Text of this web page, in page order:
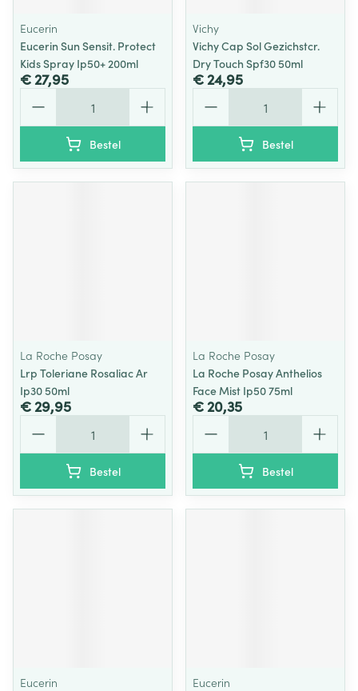
Eucerin
Eucerin Sun Sensit. Protect
Kids Spray Ip50+ 200ml
€ 27,95
Bestel
Vichy
Vichy Cap Sol Gezichstcr.
Dry Touch Spf30 50ml
€ 24,95
Bestel
La Roche Posay
Lrp Toleriane Rosaliac Ar
Ip30 50ml
€ 29,95
Bestel
La Roche Posay
La Roche Posay Anthelios
Face Mist Ip50 75ml
€ 20,35
Bestel
Eucerin
Eucerin